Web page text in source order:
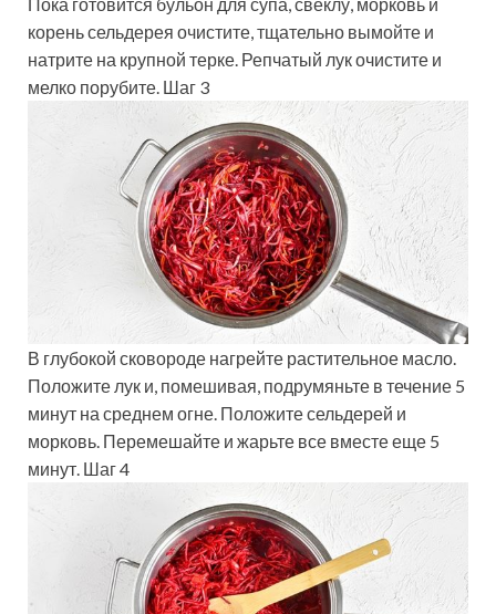
корень сельдерея очистите, тщательно вымойте и
натрите на крупной терке. Репчатый лук очистите и
мелко порубите. Шаг 3
В глубокой сковороде нагрейте растительное масло.
Положите лук и, помешивая, подрумяньте в течение 5
минут на среднем огне. Положите сельдерей и
морковь. Перемешайте и жарьте все вместе еще 5
минут. Шаг 4